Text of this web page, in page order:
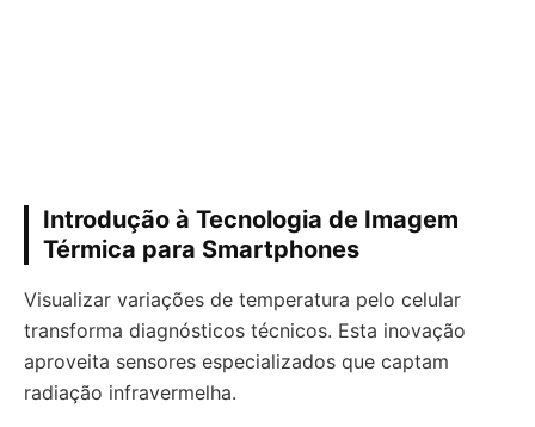
Introdução à Tecnologia de Imagem
Térmica para Smartphones
Visualizar variações de temperatura pelo celular
transforma diagnósticos técnicos. Esta inovação
aproveita sensores especializados que captam
radiação infravermelha.